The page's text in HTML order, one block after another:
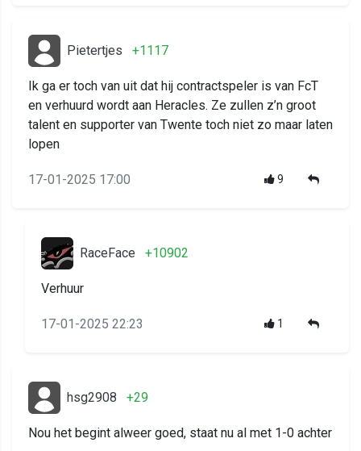
Pietertjes +1117
Ik ga er toch van uit dat hij contractspeler is van FcT
en verhuurd wordt aan Heracles. Ze zullen z’n groot
talent en supporter van Twente toch niet zo maar laten
lopen
17-01-2025 17:00 9
RaceFace +10902
Verhuur
17-01-2025 22:23 1
hsg2908 +29
Nou het begint alweer goed, staat nu al met 1-0 achter